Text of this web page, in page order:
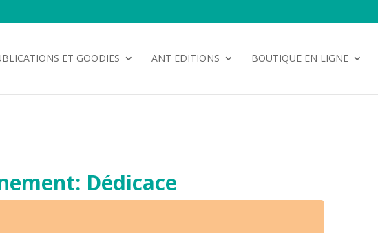
ET GOODIES ANT EDITIONS BOUTIQUE EN LIGNE
Dédicace